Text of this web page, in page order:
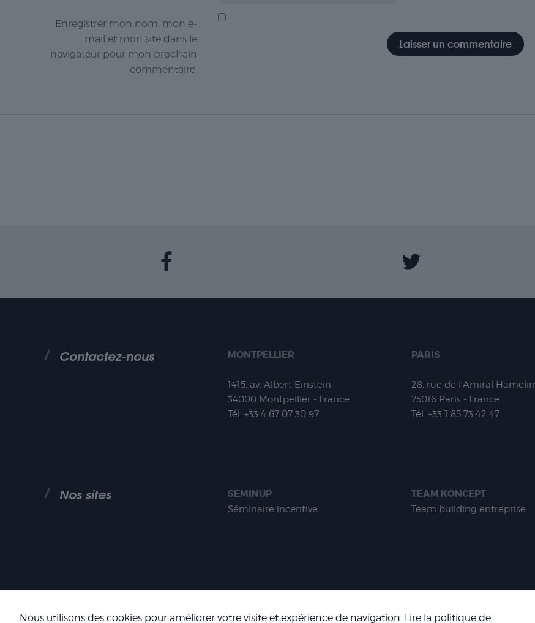
Enregistrer mon nom, mon e-
mail et mon site dans le
navigateur pour mon prochain
commentaire.
Contactez-nous MONTPELLIER
1415, av. Albert Einstein
34000 Montpellier - France
Tél. +33 4 67 07 30 97
PARIS
28, rue de l'Amiral Hamelin
75016 Paris - France
Tél. +33 1 85 73 42 47
Nos sites SEMINUP
Séminaire incentive
TEAM KONCEPT
Team building entreprise
Nous utilisons des cookies pour améliorer votre visite et expérience de navigation. Lire la politique de